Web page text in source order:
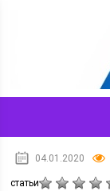
04.01.2020
статьи